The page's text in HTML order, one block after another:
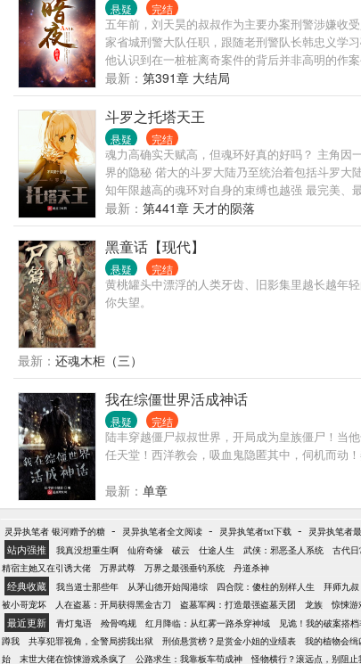
悬疑 完结
五年前，刘天昊的叔叔作为主要办案刑警涉嫌收
家省城刑警大队任职，跟随老刑警队长韩忠义学
他认识到在一桩桩离奇案件的背后并非高明的作
后没有真相！
最新： 第391章 大结局
斗罗之托塔天王
悬疑 完结
魂力高确实天赋高，但魂环好真的好吗？ 主角因
界的隐秘 偌大的斗罗大陆乃至统治着包括斗罗大
知年限越高的魂环对自身的束缚也越强 最完美、
得上是人吗？ 那么在知晓了这些隐秘之后，主角
最新： 第441章 天才的陨落
黑童话【现代】
悬疑 完结
黄桃罐头中漂浮的人类牙齿、旧影集里越长越年
你失望。
最新： 还魂木柜（三）
我在综僵世界活成神话
悬疑 完结
陆丰穿越僵尸叔叔世界，开局成为皇族僵尸！当
任天堂！西洋教会，吸血鬼隐匿其中，伺机而动
最新： 单章
灵异执笔者 银河赠予的糖 - 灵异执笔者全文阅读 - 灵异执笔者txt下载 - 灵异执笔者
站内强推 我真没想重生啊 仙府奇缘 破云 仕途人生 武侠：邪恶圣人系统 古代
精宿主她又在引诱大佬
万界武尊 万界之最强垂钓系统 丹道杀神
经典收藏 我当道士那些年 从茅山德开始闯港综 四合院：傻柱的别样人生 拜师九
被小哥宠坏
人在盗墓：开局获得黑金古刀 盗墓军阀：打造最强盗墓天团 龙族 惊悚游
最近更新 青灯鬼语 殓骨鸣规 红月降临：从红雾一路杀穿神域 见诡！我的破案搭
蹲我
共享犯罪视角，全警局捞我出狱 刑侦悬赏榜？是赏金小姐的业绩表 我的植物会
始
末世大佬在惊悚游戏杀疯了 公路求生：我靠板车苟成神 怪物横行？滚远点，别阻止